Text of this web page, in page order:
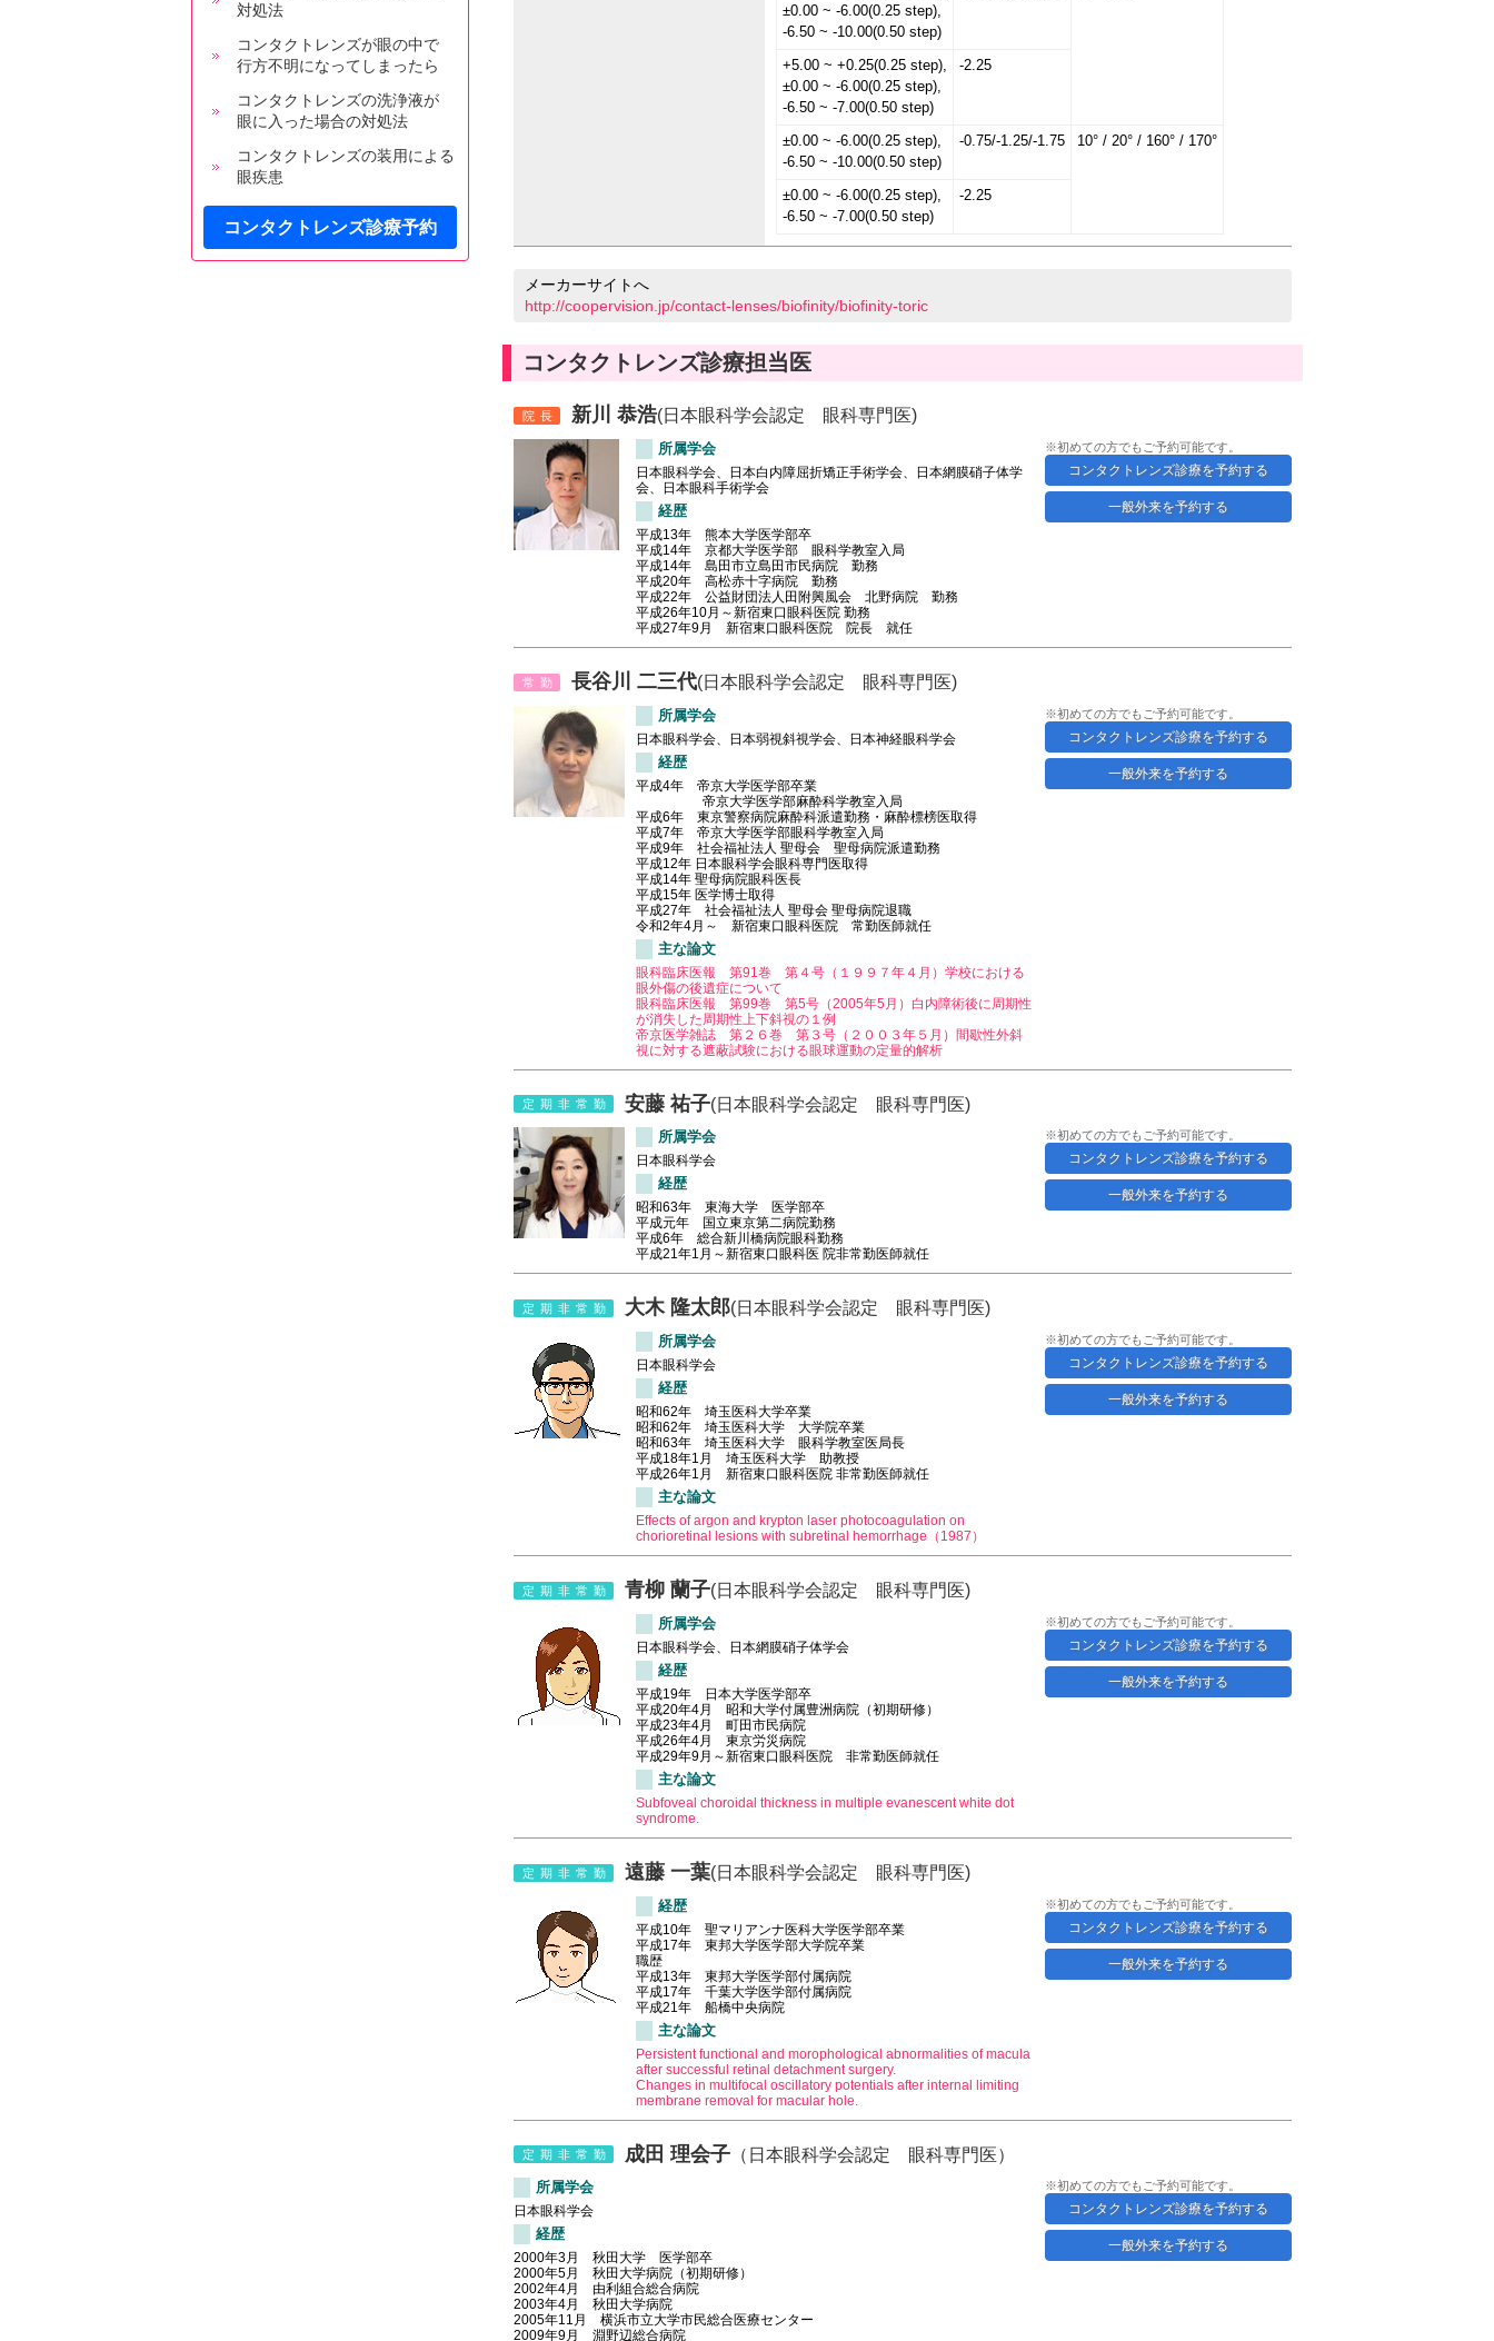
対処法
コンタクトレンズが眼の中で
行方不明になってしまったら
コンタクトレンズの洗浄液が
眼に入った場合の対処法
コンタクトレンズの装用による
眼疾患
コンタクトレンズ診療予約
±0.00 ~ -6.00(0.25 step),
-6.50 ~ -10.00(0.50 step)
+5.00 ~ +0.25(0.25 step),
±0.00 ~ -6.00(0.25 step),
-6.50 ~ -7.00(0.50 step)
-2.25
±0.00 ~ -6.00(0.25 step),
-6.50 ~ -10.00(0.50 step)
-0.75/-1.25/-1.75 10° / 20° / 160° / 170°
±0.00 ~ -6.00(0.25 step),
-6.50 ~ -7.00(0.50 step)
-2.25
メーカーサイトへ
http://coopervision.jp/contact-lenses/biofinity/biofinity-toric
コンタクトレンズ診療担当医
院長 新川 恭浩(日本眼科学会認定 眼科専門医)
所属学会
日本眼科学会、日本白内障屈折矯正手術学会、日本網膜硝子体学
会、日本眼科手術学会
経歴
平成13年 熊本大学医学部卒
平成14年 京都大学医学部 眼科学教室入局
平成14年 島田市立島田市民病院 勤務
平成20年 高松赤十字病院 勤務
平成22年 公益財団法人田附興風会 北野病院 勤務
平成26年10月～新宿東口眼科医院 勤務
平成27年9月 新宿東口眼科医院 院長 就任
※初めての方でもご予約可能です。
コンタクトレンズ診療を予約する
一般外来を予約する
常勤 長谷川 二三代(日本眼科学会認定 眼科専門医)
所属学会
日本眼科学会、日本弱視斜視学会、日本神経眼科学会
経歴
平成4年 帝京大学医学部卒業
帝京大学医学部麻酔科学教室入局
平成6年 東京警察病院麻酔科派遣勤務・麻酔標榜医取得
平成7年 帝京大学医学部眼科学教室入局
平成9年 社会福祉法人 聖母会 聖母病院派遣勤務
平成12年 日本眼科学会眼科専門医取得
平成14年 聖母病院眼科医長
平成15年 医学博士取得
平成27年 社会福祉法人 聖母会 聖母病院退職
令和2年4月～ 新宿東口眼科医院 常勤医師就任
主な論文
眼科臨床医報 第91巻 第４号（１９９７年４月）学校における
眼外傷の後遺症について
眼科臨床医報 第99巻 第5号（2005年5月）白内障術後に周期性
が消失した周期性上下斜視の１例
帝京医学雑誌 第２６巻 第３号（２００３年５月）間歇性外斜
視に対する遮蔽試験における眼球運動の定量的解析
※初めての方でもご予約可能です。
コンタクトレンズ診療を予約する
一般外来を予約する
定期非常勤 安藤 祐子(日本眼科学会認定 眼科専門医)
所属学会
日本眼科学会
経歴
昭和63年 東海大学 医学部卒
平成元年 国立東京第二病院勤務
平成6年 総合新川橋病院眼科勤務
平成21年1月～新宿東口眼科医 院非常勤医師就任
※初めての方でもご予約可能です。
コンタクトレンズ診療を予約する
一般外来を予約する
定期非常勤 大木 隆太郎(日本眼科学会認定 眼科専門医)
所属学会
日本眼科学会
経歴
昭和62年 埼玉医科大学卒業
昭和62年 埼玉医科大学 大学院卒業
昭和63年 埼玉医科大学 眼科学教室医局長
平成18年1月 埼玉医科大学 助教授
平成26年1月 新宿東口眼科医院 非常勤医師就任
主な論文
Effects of argon and krypton laser photocoagulation on
chorioretinal lesions with subretinal hemorrhage（1987）
※初めての方でもご予約可能です。
コンタクトレンズ診療を予約する
一般外来を予約する
定期非常勤 青柳 蘭子(日本眼科学会認定 眼科専門医)
所属学会
日本眼科学会、日本網膜硝子体学会
経歴
平成19年 日本大学医学部卒
平成20年4月 昭和大学付属豊洲病院（初期研修）
平成23年4月 町田市民病院
平成26年4月 東京労災病院
平成29年9月～新宿東口眼科医院 非常勤医師就任
主な論文
Subfoveal choroidal thickness in multiple evanescent white dot
syndrome.
※初めての方でもご予約可能です。
コンタクトレンズ診療を予約する
一般外来を予約する
定期非常勤 遠藤 一葉(日本眼科学会認定 眼科専門医)
経歴
平成10年 聖マリアンナ医科大学医学部卒業
平成17年 東邦大学医学部大学院卒業
職歴
平成13年 東邦大学医学部付属病院
平成17年 千葉大学医学部付属病院
平成21年 船橋中央病院
主な論文
Persistent functional and morophological abnormalities of macula
after successful retinal detachment surgery.
Changes in multifocal oscillatory potentials after internal limiting
membrane removal for macular hole.
※初めての方でもご予約可能です。
コンタクトレンズ診療を予約する
一般外来を予約する
定期非常勤 成田 理会子 （日本眼科学会認定 眼科専門医）
所属学会
日本眼科学会
経歴
2000年3月 秋田大学 医学部卒
2000年5月 秋田大学病院（初期研修）
2002年4月 由利組合総合病院
2003年4月 秋田大学病院
2005年11月 横浜市立大学市民総合医療センター
2009年9月 淵野辺総合病院
※初めての方でもご予約可能です。
コンタクトレンズ診療を予約する
一般外来を予約する